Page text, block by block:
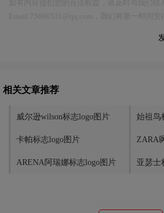
相关文章推荐
威尔逊wilson标志logo图片 始祖鸟
卡帕标志logo图片 ZARA
ARENA阿瑞娜标志logo图片 亚瑟士